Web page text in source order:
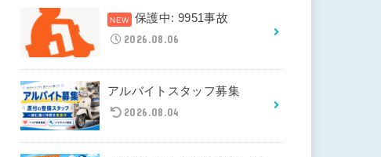
保護中: 9951事故
2026.08.06
アルバイトスタッフ募集
2026.08.04